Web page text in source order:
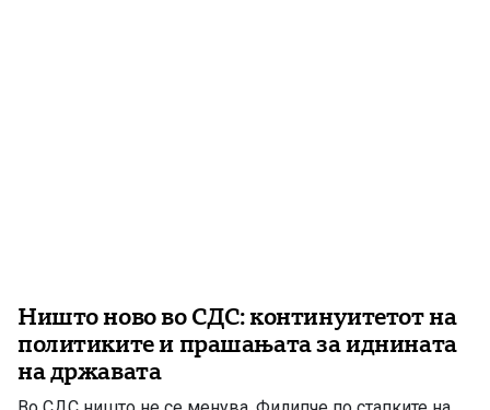
Ништо ново во СДС: континуитетот на
политиките и прашањата за иднината
на државата